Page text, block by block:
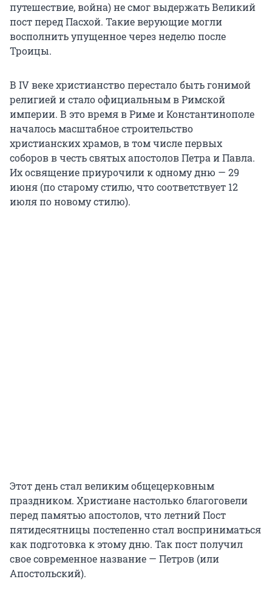
путешествие, война) не смог выдержать Великий
пост перед Пасхой. Такие верующие могли
восполнить упущенное через неделю после
Троицы.
В IV веке христианство перестало быть гонимой
религией и стало официальным в Римской
империи. В это время в Риме и Константинополе
началось масштабное строительство
христианских храмов, в том числе первых
соборов в честь святых апостолов Петра и Павла.
Их освящение приурочили к одному дню — 29
июня (по старому стилю, что соответствует 12
июля по новому стилю).
Этот день стал великим общецерковным
праздником. Христиане настолько благоговели
перед памятью апостолов, что летний Пост
пятидесятницы постепенно стал восприниматься
как подготовка к этому дню. Так пост получил
свое современное название — Петров (или
Апостольский).